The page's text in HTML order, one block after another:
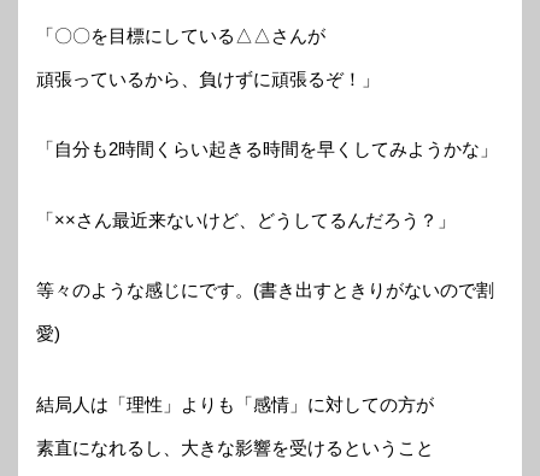
「〇〇を目標にしている△△さんが
頑張っているから、負けずに頑張るぞ！」
「自分も2時間くらい起きる時間を早くしてみようかな」
「××さん最近来ないけど、どうしてるんだろう？」
等々のような感じにです。(書き出すときりがないので割
愛)
結局人は「理性」よりも「感情」に対しての方が
素直になれるし、大きな影響を受けるということ